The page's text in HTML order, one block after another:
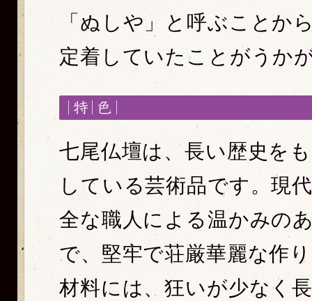
「ぬしや」と呼ぶことか
定着していたことがうか
七尾仏壇は、長い歴史を
している芸術品です。現
全な職人による温かみの
で、堅牢で荘厳華麗な作
材料には、狂いが少なく